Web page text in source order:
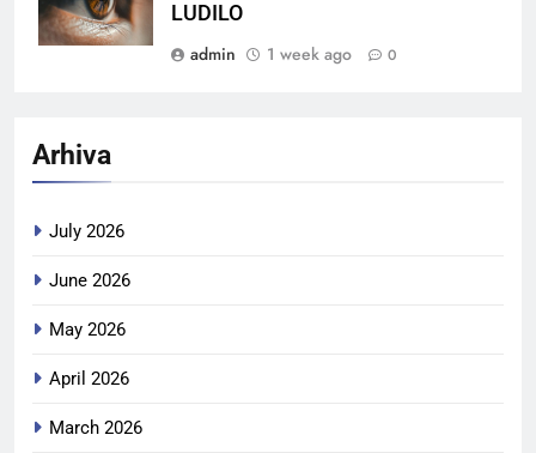
LUDILO
admin
1 week ago 0
Arhiva
July 2026
June 2026
May 2026
April 2026
March 2026